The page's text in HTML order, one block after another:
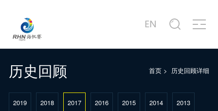
关于赛事
赛事公告
赛事概况
商务合作
合作商家介绍
合作概况
新闻中心
赛事新闻
行业动态
赛事图片
赛事精选
主题活动
赛事视频
赛事专题片
赛事宣传片
服务中心
城市介绍
港口介绍
站点信息
公司简介
发展历程
历史回顾 首页 > 历史回顾详细
2019 2018 2017 2016 2015 2014 2013